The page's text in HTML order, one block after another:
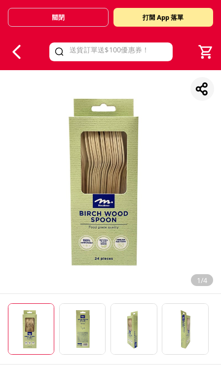
Valid Until 30 June 2026
關閉 打開 App 落單
1/4